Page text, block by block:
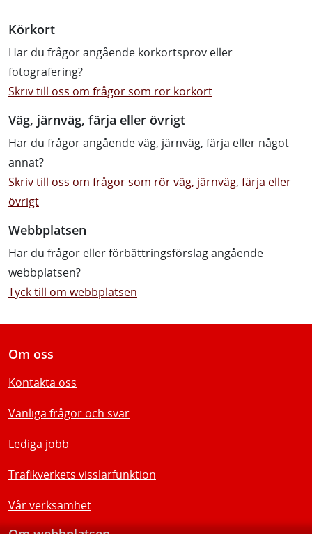
Körkort
Har du frågor angående körkortsprov eller
fotografering?
Skriv till oss om frågor som rör körkort
Väg, järnväg, färja eller övrigt
Har du frågor angående väg, järnväg, färja eller något
annat?
Skriv till oss om frågor som rör väg, järnväg, färja eller
övrigt
Webbplatsen
Har du frågor eller förbättringsförslag angående
webbplatsen?
Tyck till om webbplatsen
Om oss
Kontakta oss
Vanliga frågor och svar
Lediga jobb
Trafikverkets visslarfunktion
Vår verksamhet
Om webbplatsen